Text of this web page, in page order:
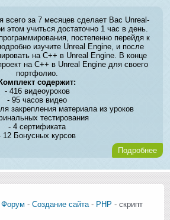
всего за 7 месяцев сделает Вас Unreal-
этом учиться достаточно 1 час в день.
постепенно перейдя к
изучите Unreal Engine, и после
на C++ в Unreal Engine. В конце
на C++ в Unreal Engine для своего
портфолио.
содержит:
- 416 видеоуроков
- 95 часов видео
закрепления материала из уроков
тестирования
- 4 сертификата
12 Бонусных курсов
Подробнее
Форум - Создание сайта - PHP - скрипт